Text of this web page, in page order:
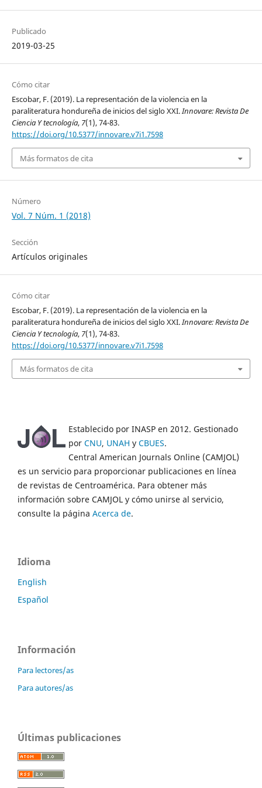
Publicado
2019-03-25
Cómo citar
Escobar, F. (2019). La representación de la violencia en la
paraliteratura hondureña de inicios del siglo XXI.Innovare: Revista De
Ciencia Y tecnología, 7(1), 74-83.
https://doi.org/10.5377/innovare.v7i1.7598
Más formatos de cita
Número
Vol. 7 Núm. 1 (2018)
Sección
Artículos originales
Cómo citar
Escobar, F. (2019). La representación de la violencia en la
paraliteratura hondureña de inicios del siglo XXI.Innovare: Revista De
Ciencia Y tecnología, 7(1), 74-83.
https://doi.org/10.5377/innovare.v7i1.7598
Más formatos de cita
Establecido por INASP en 2012. Gestionado
por CNU, UNAH y CBUES.
Central American Journals Online (CAMJOL)
es un servicio para proporcionar publicaciones en línea
de revistas de Centroamérica. Para obtener más
información sobre CAMJOL y cómo unirse al servicio,
consulte la página Acerca de.
Idioma
English
Español
Información
Para lectores/as
Para autores/as
Últimas publicaciones